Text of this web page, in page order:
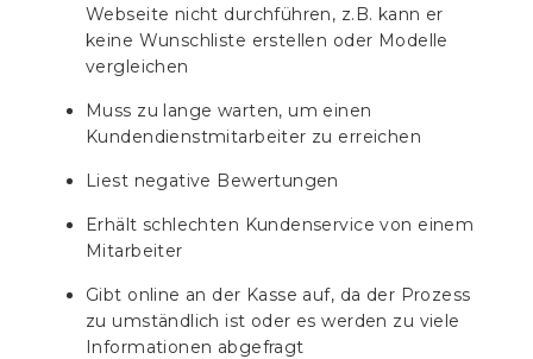
Webseite nicht durchführen, z.B. kann er
keine Wunschliste erstellen oder Modelle
vergleichen
Muss zu lange warten, um einen
Kundendienstmitarbeiter zu erreichen
Liest negative Bewertungen
Erhält schlechten Kundenservice von einem
Mitarbeiter
Gibt online an der Kasse auf, da der Prozess
zu umständlich ist oder es werden zu viele
Informationen abgefragt